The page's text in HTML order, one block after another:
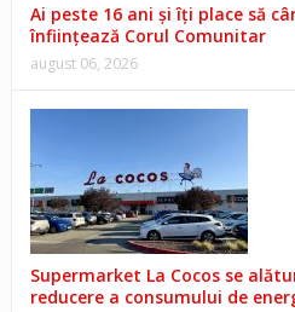
Ai peste 16 ani și îți place să
înființează Corul Comunitar
august 06, 2026
Supermarket La Cocos se
reducere a consumului de